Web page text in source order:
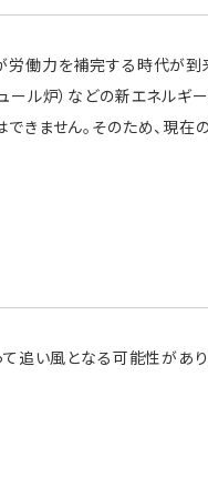
働力を補完する時代が到
ル炉）などの新エネルギ
きません。そのため、現
追い風となる可能性があり